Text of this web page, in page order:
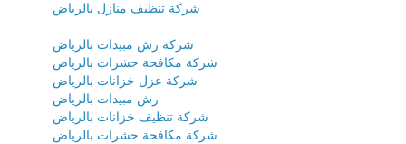
شركة تنظيف منازل بالرياض
شركة رش مبيدات بالرياض
شركة مكافحة حشرات بالرياض
شركة عزل خزانات بالرياض
رش مبيدات بالرياض
شركة تنظيف خزانات بالرياض
شركة مكافحة حشرات بالرياض